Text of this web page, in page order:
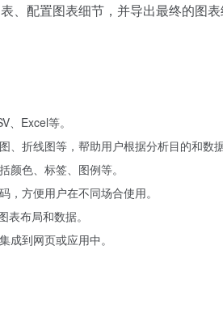
、配置图表细节，并导出最终的图表
、Excel等。
、折线图等，帮助用户根据分析目的和数
颜色、标签、图例等。
，方便用户在不同场合使用。
表布局和数据。
成到网页或应用中。